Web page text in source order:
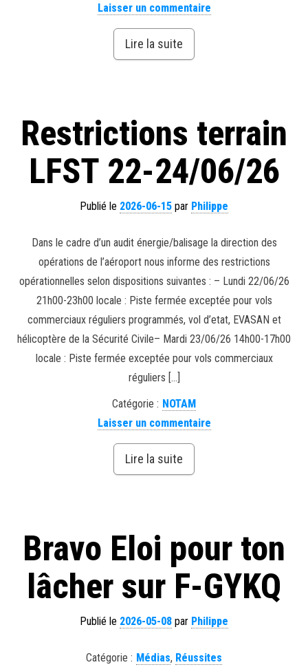
Laisser un commentaire
Lire la suite
Restrictions terrain
LFST 22-24/06/26
Publié le 2026-06-15 par Philippe
Dans le cadre d’un audit énergie/balisage la direction des
opérations de l’aéroport nous informe des restrictions
opérationnelles selon dispositions suivantes : – Lundi 22/06/26
21h00-23h00 locale : Piste fermée exceptée pour vols
commerciaux réguliers programmés, vol d’etat, EVASAN et
hélicoptère de la Sécurité Civile– Mardi 23/06/26 14h00-17h00
locale : Piste fermée exceptée pour vols commerciaux
réguliers […]
Catégorie : NOTAM
Laisser un commentaire
Lire la suite
Bravo Eloi pour ton
lâcher sur F-GYKQ
Publié le 2026-05-08 par Philippe
Catégorie : Médias, Réussites